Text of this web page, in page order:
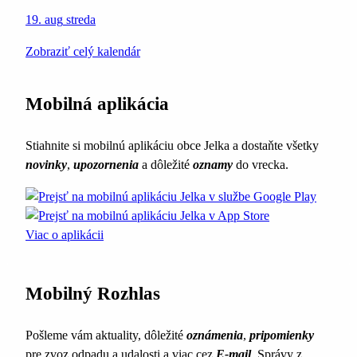
19. aug streda
Zobraziť celý kalendár
Mobilná aplikácia
Stiahnite si mobilnú aplikáciu obce Jelka a dostaňte všetky
novinky, upozornenia a dôležité oznamy do vrecka.
Viac o aplikácii
Mobilný Rozhlas
Pošleme vám aktuality, dôležité oznámenia, pripomienky
pre zvoz odpadu a udalosti a viac cez E-mail. Správy z